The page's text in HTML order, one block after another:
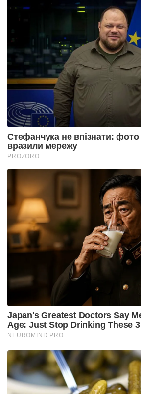
Стефанчука не впізнати: фото
вразили мережу
PROZORO
Japan's Greatest Doctors Say
Age: Just Stop Drinking These
NEUROMIND PRO